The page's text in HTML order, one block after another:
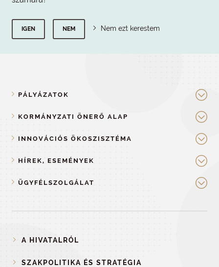
IGEN NEM Nem ezt kerestem
PÁLYÁZATOK
KORMÁNYZATI ÖNERŐ ALAP
INNOVÁCIÓS ÖKOSZISZTÉMA
HÍREK, ESEMÉNYEK
ÜGYFÉLSZOLGÁLAT
A HIVATALRÓL
SZAKPOLITIKA ÉS STRATÉGIA